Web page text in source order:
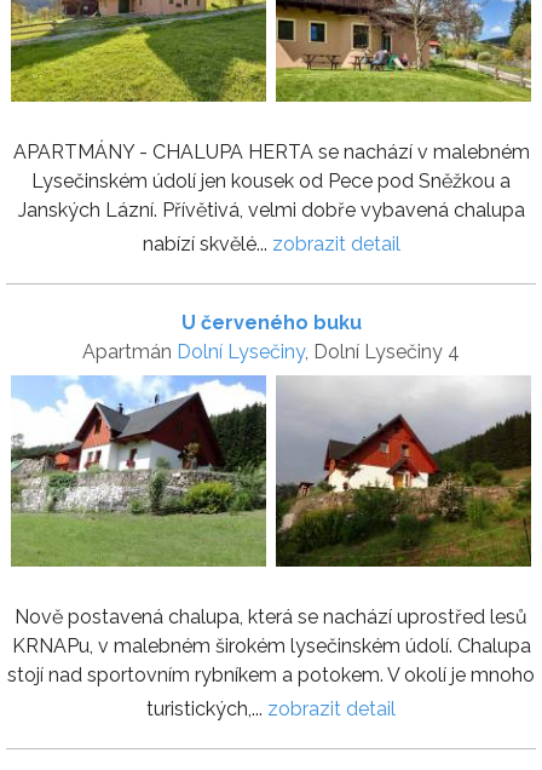
APARTMÁNY - CHALUPA HERTA se nachází v malebném
Lysečinském údolí jen kousek od Pece pod Sněžkou a
Janských Lázní. Přívětivá, velmi dobře vybavená chalupa
nabízí skvělé... zobrazit detail
U červeného buku
Apartmán Dolní Lysečiny, Dolní Lysečiny 4
Nově postavená chalupa, která se nachází uprostřed lesů
KRNAPu, v malebném širokém lysečinském údolí. Chalupa
stojí nad sportovním rybníkem a potokem. V okolí je mnoho
turistických,... zobrazit detail